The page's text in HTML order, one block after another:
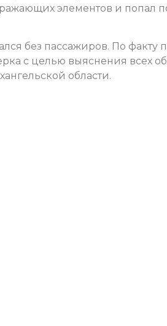
элементов и попал
без пассажиров. По факту
с целью выяснения всех
области.